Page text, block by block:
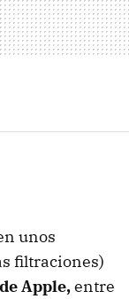
unos
filtraciones)
Apple,entre